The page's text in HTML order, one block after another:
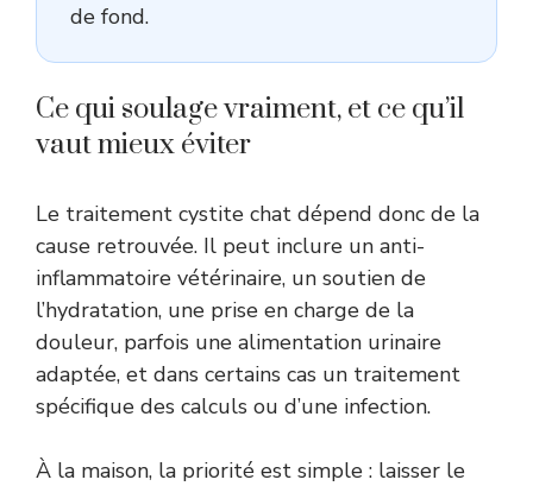
de fond.
Ce qui soulage vraiment, et ce qu’il
vaut mieux éviter
Le traitement cystite chat dépend donc de la
cause retrouvée. Il peut inclure un anti-
inflammatoire vétérinaire, un soutien de
l’hydratation, une prise en charge de la
douleur, parfois une alimentation urinaire
adaptée, et dans certains cas un traitement
spécifique des calculs ou d’une infection.
À la maison, la priorité est simple : laisser le